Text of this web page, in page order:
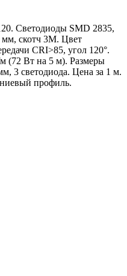
Светодиоды SMD 2835,
скотч 3M. Цвет
CRI>85, угол 120°.
(72 Вт на 5 м). Размеры
3 светодиода. Цена за 1 м.
профиль.